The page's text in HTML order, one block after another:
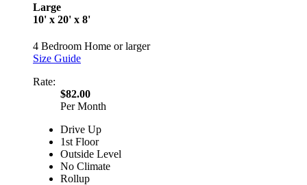
Large
10' x 20' x 8'
4 Bedroom Home or larger
Size Guide
Rate:
$82.00
Per Month
Drive Up
1st Floor
Outside Level
No Climate
Rollup